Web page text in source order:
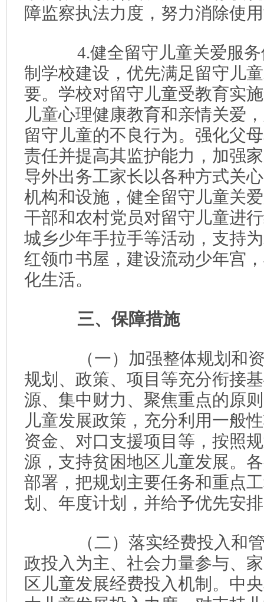
障监察执法力度，努力消除使
4.健全留守儿童关爱服务
制学校建设，优先满足留守儿
要。学校对留守儿童受教育实
儿童心理健康教育和亲情关爱
留守儿童的不良行为。强化父
责任并提高其监护能力，加强
导外出务工家长以各种方式关
机构和设施，健全留守儿童关
干部和农村党员对留守儿童进
城乡少年手拉手等活动，支持
红领巾书屋，建设流动少年宫
化生活。
三、保障措施
（一）加强整体规划和资
规划、政策、项目等充分衔接
源、集中财力、聚焦重点的原
儿童发展政策，充分利用一般
资金、对口支援项目等，按照
源，支持贫困地区儿童发展。
部署，把规划主要任务和重点
划、年度计划，并给予优先安
（二）落实经费投入和管
政投入为主、社会力量参与、
区儿童发展经费投入机制。中